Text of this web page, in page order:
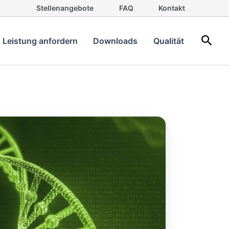
Stellenangebote FAQ Kontakt
Leistung anfordern Downloads Qualität